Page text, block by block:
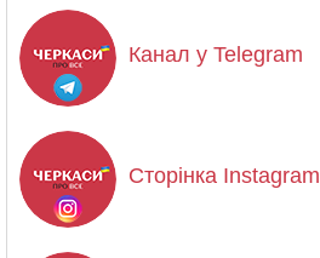
Канал у Telegram
Сторінка Instagram